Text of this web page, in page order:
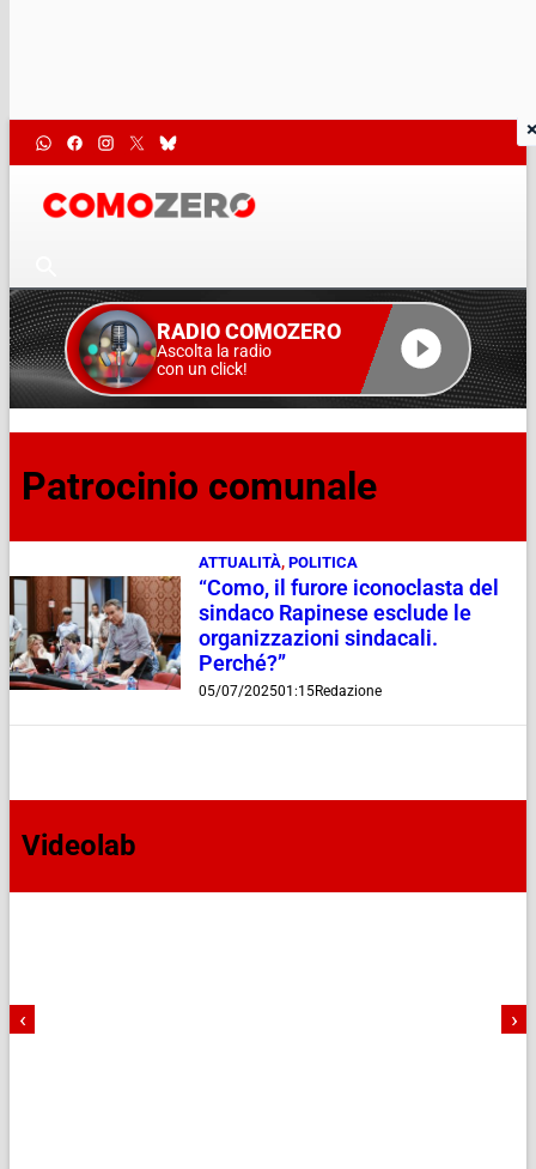
RADIO COMOZERO
Ascolta la radio
con un click!
Patrocinio comunale
ATTUALITÀ, POLITICA
“Como, il furore iconoclasta del
sindaco Rapinese esclude le
organizzazioni sindacali.
Perché?”
05/07/202501:15Redazione
Videolab
‹ ›